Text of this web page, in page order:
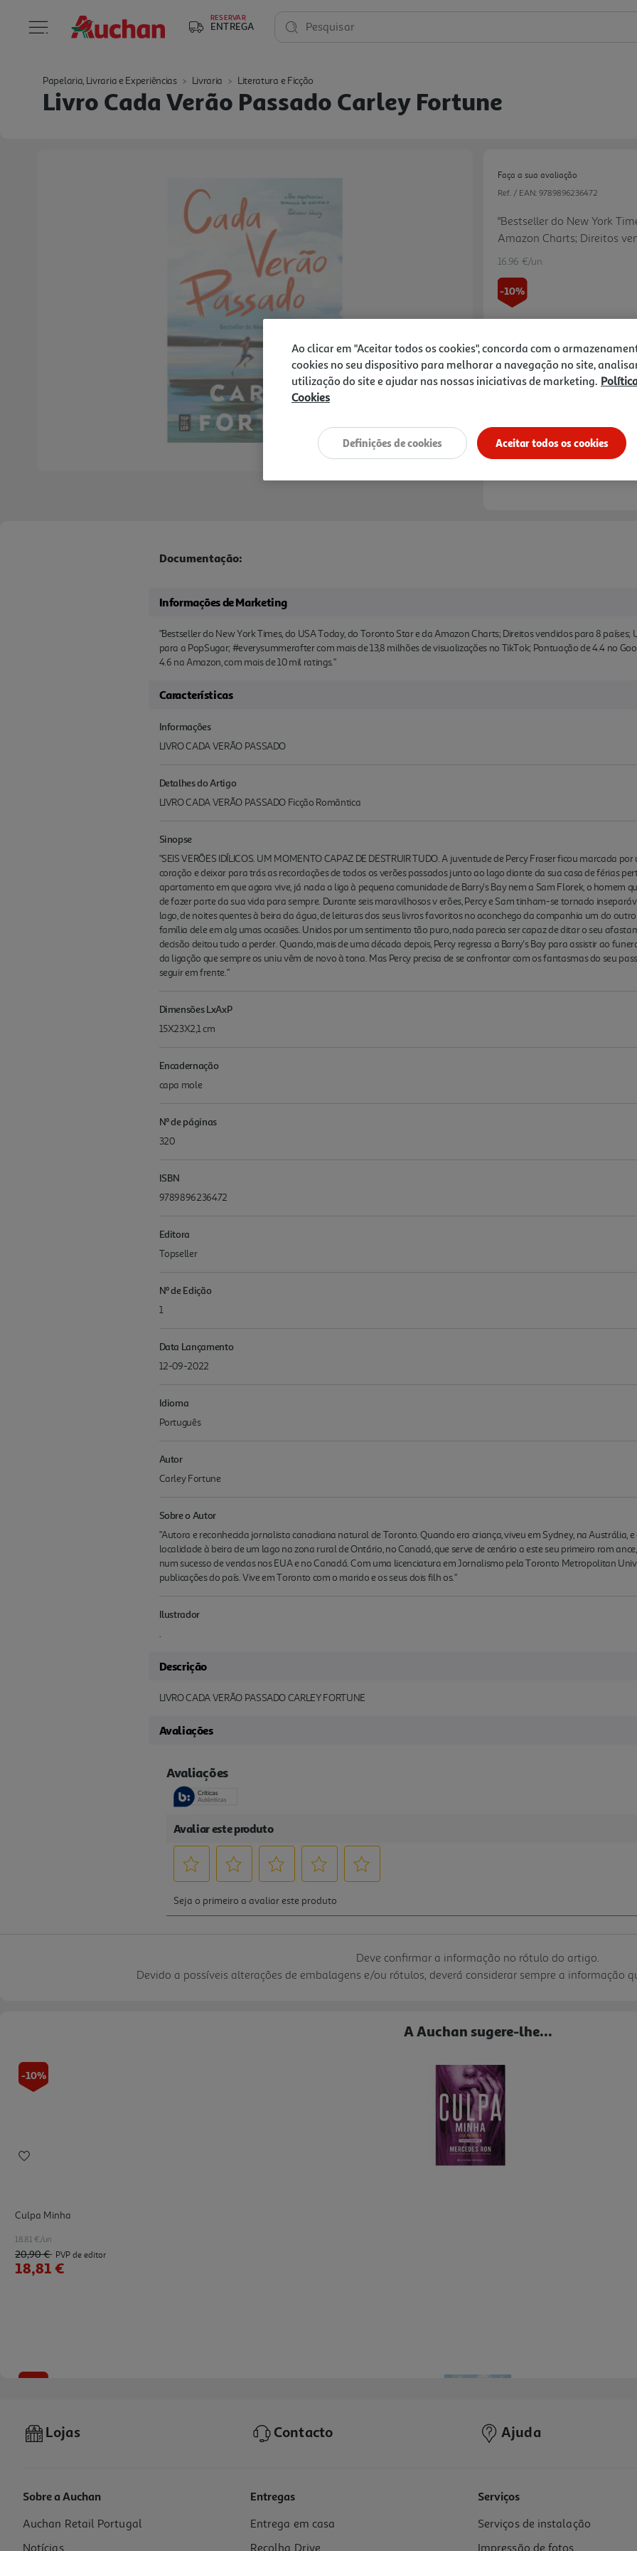
RESERVAR
ENTREGA Pesquisar
Papelaria, Livraria e Experiências Livraria Literatura e Ficção
Livro Cada Verão Passado Carley Fortune
Faça a sua avaliação
Ref. / EAN: 9789896236472
"Bestseller do New York
Amazon Charts; Direitos
esperados de 2022 para a
com mais de 77 mil ratings,
ratings."
16.96 €/un
-10%
16,96 €
Notas de preparação
Documentação:
Informações de Marketing
"Bestseller do New York Times, do USA Today, do Toronto Star e da Amazon Charts; Direitos vendidos para 8 países;
para a PopSugar; #everysummerafter com mais de 13,8 milhões de visualizações no TikTok; Pontuação de 4.4 no
4.6 na Amazon, com mais de 10 mil ratings."
Características
Informações
LIVRO CADA VERÃO PASSADO
Detalhes do Artigo
LIVRO CADA VERÃO PASSADO Ficção Romântica
Sinopse
"SEIS VERÕES IDÍLICOS. UM MOMENTO CAPAZ DE DESTRUIR TUDO. A juventude de Percy Fraser ficou marcada
coração e deixar para trás as recordações de todos os verões passados junto ao lago diante da sua casa de férias
apartamento em que agora vive, já nada a liga à pequena comunidade de Barry's Bay nem a Sam Florek, o homem
de fazer parte da sua vida para sempre. Durante seis maravilhosos v erões, Percy e Sam tinham-se tornado
lago, de noites quentes à beira da água, de leituras dos seus livros favoritos no aconchego da companhia um do
família dele em alg umas ocasiões. Unidos por um sentimento tão puro, nada parecia ser capaz de ditar o seu
decisão deitou tudo a perder. Quando, mais de uma década depois, Percy regressa a Barry's Bay para assistir ao
da ligação que sempre os uniu vêm de novo à tona. Mas Percy precisa de se confrontar com os fantasmas do seu
seguir em frente."
Dimensões LxAxP
15X23X2,1 cm
Encadernação
capa mole
Nº de páginas
320
ISBN
9789896236472
Editora
Topseller
Nº de Edição
1
Data Lançamento
12-09-2022
Idioma
Português
Autor
Carley Fortune
Sobre o Autor
"Autora e reconhecida jornalista canadiana natural de Toronto. Quando era criança, viveu em Sydney, na Austrália, e
localidade à beira de um lago na zona rural de Ontário, no Canadá, que serve de cenário a este seu primeiro rom
num sucesso de vendas nos EUA e no Canadá. Com uma licenciatura em Jornalismo pela Toronto Metropolitan
publicações do país. Vive em Toronto com o marido e os seus dois filh os."
Ilustrador
.
Descrição
LIVRO CADA VERÃO PASSADO CARLEY FORTUNE
Avaliações
Deve confirmar a informação no rótulo do artigo.
Devido a possíveis alterações de embalagens e/ou rótulos, deverá considerar sempre a informação
A Auchan sugere-lhe...
-10%
Culpa Minha
18.81 €/un
20,90 € PVP de editor
18,81 €
Livro Coisas Nunca Superamos De Lucy Score
18.81 €/un
Lojas Contacto Ajuda
Sobre a Auchan
Auchan Retail Portugal
Notícias
Entregas
Entrega em casa
Recolha Drive
Serviços
Serviços de instalação
Impressão de fotos
Ao clicar em "Aceitar todos os cookies", concorda com o
cookies no seu dispositivo para melhorar a navegação no site,
utilização do site e ajudar nas nossas iniciativas de marketing.
Cookies
Aceitar todos os cookies
Definições de cookies